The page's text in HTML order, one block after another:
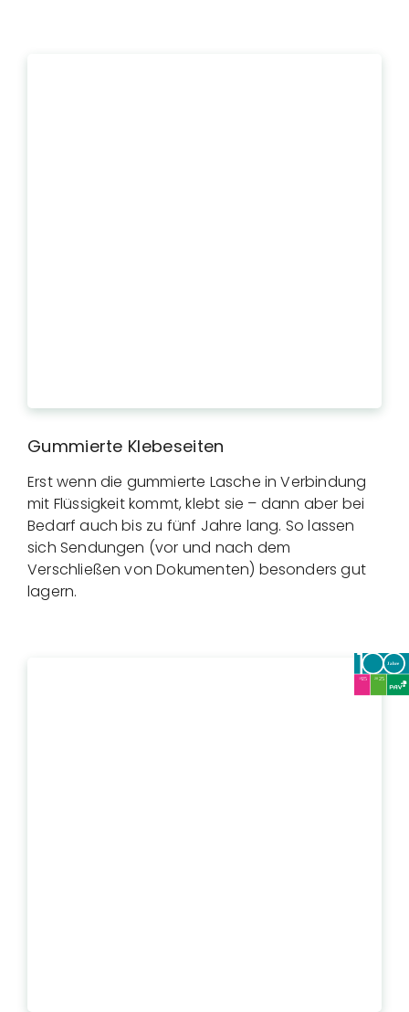
Gummierte Klebeseiten
Erst wenn die gummierte Lasche in Verbindung
mit Flüssigkeit kommt, klebt sie – dann aber bei
Bedarf auch bis zu fünf Jahre lang. So lassen
sich Sendungen (vor und nach dem
Verschließen von Dokumenten) besonders gut
lagern.